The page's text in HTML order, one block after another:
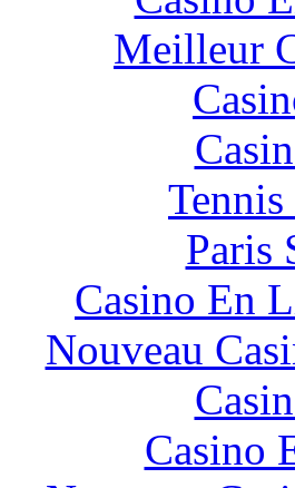
Meilleur
Paris
Casino En
Nouveau
Casino